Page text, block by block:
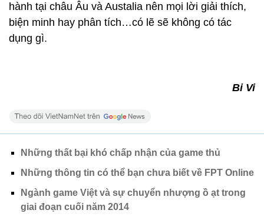
hành tại châu Âu và Austalia nên mọi lời giải thích,
biện minh hay phân tích…có lẽ sẽ không có tác
dụng gì.
Bi Vi
Những thất bại khó chấp nhận của game thủ
Những thông tin có thể bạn chưa biết về FPT Online
Ngành game Việt và sự chuyển nhượng ồ ạt trong
giai đoạn cuối năm 2014